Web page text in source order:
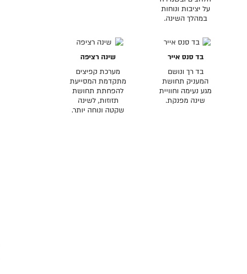
על יציבות ונוחות
במהלך השינה.
בד סנס אייר
בד רך ונושם
המעניק תחושת
מגע נעימה וחוויית
שינה מפנקת.
שינה רציפה
מערכת קפיצים
מתקדמת המסייעת
להפחתת תחושת
תזוזות, לשינה
שקטה ונוחה יותר.